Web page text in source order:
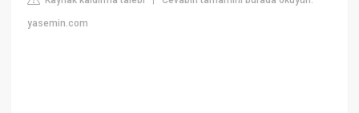
yasemin.com